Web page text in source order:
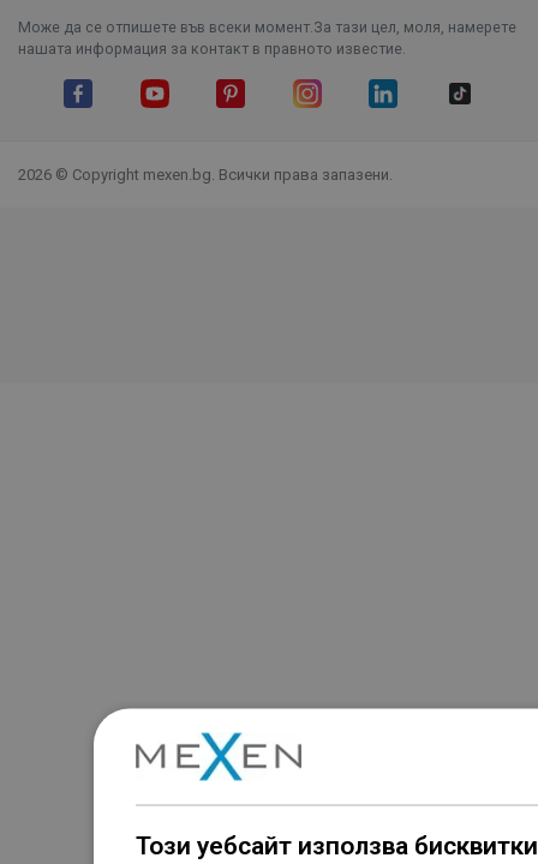
Може да се отпишете във всеки момент.За тази цел, моля, намерете
нашата информация за контакт в правното известие.
2026 © Copyright mexen.bg. Всички права запазени.
Този уебсайт използва бисквитки